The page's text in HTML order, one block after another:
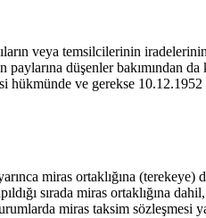
veya temsilcilerinin
paylarına düşenler
ve gerekse
miras ortaklığına
sırada miras ortaklığına
miras taksim sözleşmesi